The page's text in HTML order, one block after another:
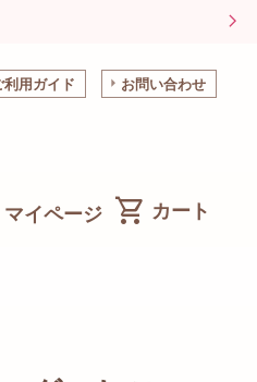
利用ガイド お問い合わせ
マイページ